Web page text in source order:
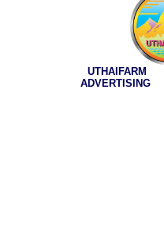
UTHAIFARM
ADVERTISING